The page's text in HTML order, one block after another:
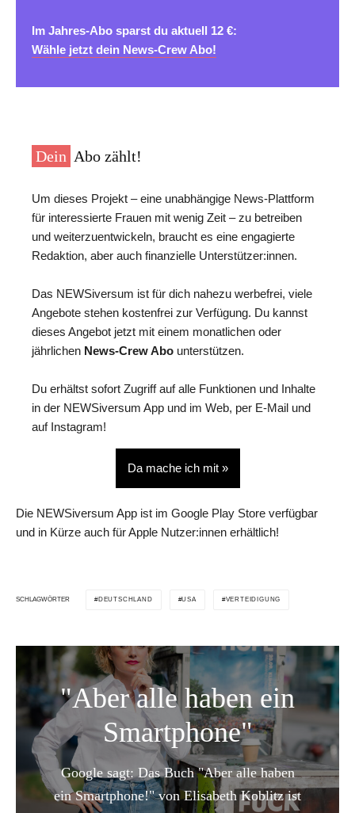
Im Jahres-Abo sparst du aktuell 12 €:
Wähle jetzt dein News-Crew Abo!
Dein Abo zählt!
Um dieses Projekt – eine unabhängige News-Plattform
für interessierte Frauen mit wenig Zeit – zu betreiben
und weiterzuentwickeln, braucht es eine engagierte
Redaktion, aber auch finanzielle Unterstützer:innen.
Das NEWSiversum ist für dich nahezu werbefrei, viele
Angebote stehen kostenfrei zur Verfügung. Du kannst
dieses Angebot jetzt mit einem monatlichen oder
jährlichen News-Crew Abo unterstützen.
Du erhältst sofort Zugriff auf alle Funktionen und Inhalte
in der NEWSiversum App und im Web, per E-Mail und
auf Instagram!
Da mache ich mit »
Die NEWSiversum App ist im Google Play Store verfügbar
und in Kürze auch für Apple Nutzer:innen erhältlich!
SCHLAGWÖRTER DEUTSCHLAND USA VERTEIDIGUNG
"Aber alle haben ein
Smartphone"
Google sagt: Das Buch "Aber alle haben
ein Smartphone!" von Elisabeth Koblitz ist